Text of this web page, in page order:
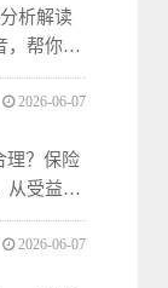
析解读
，帮你彻
险，规避
理？保险
从受益人
区等维
投保人实
安全传
2026-06-07
2026-06-07